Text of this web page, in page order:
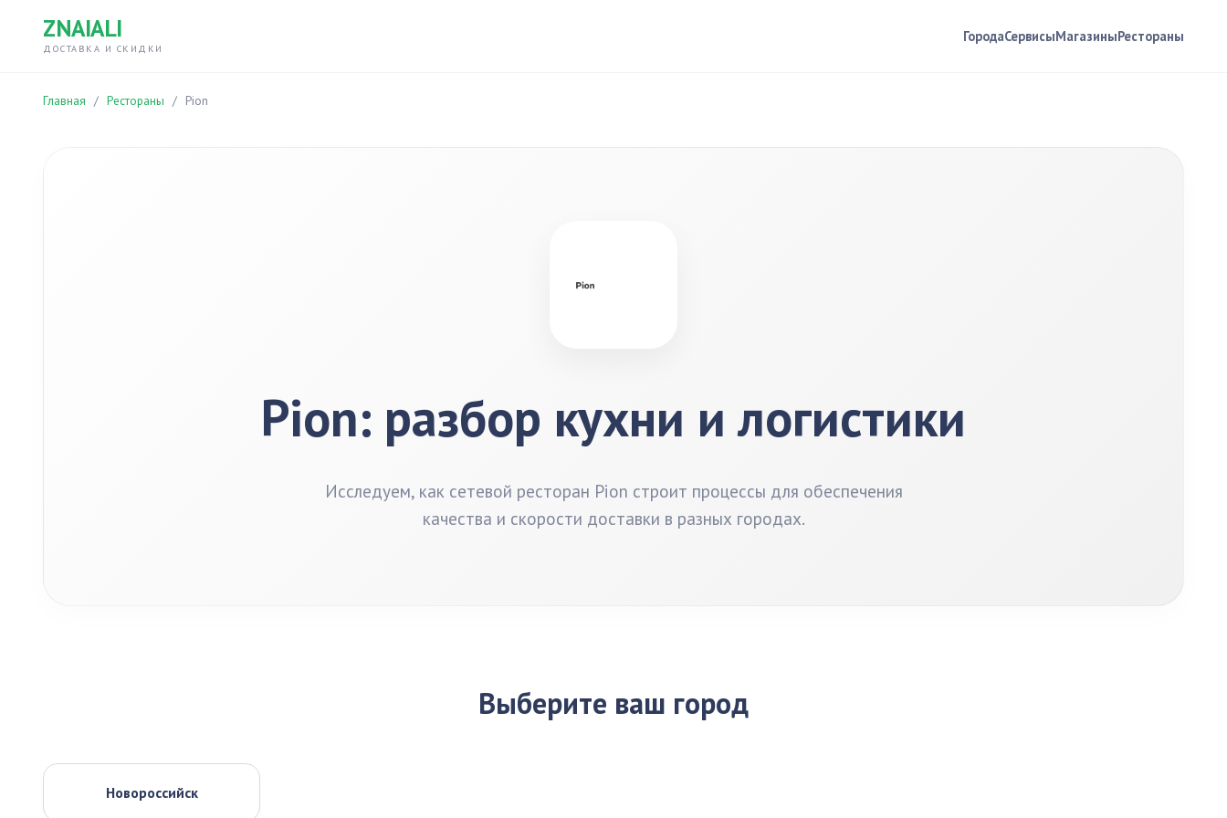
ZNAIALI
ДОСТАВКА И СКИДКИ
ГородаСервисыМагазиныРестораны
Главная / Рестораны / Pion
Pion: разбор кухни и логистики
Исследуем, как сетевой ресторан Pion строит процессы для обеспечения
качества и скорости доставки в разных городах.
Выберите ваш город
Новороссийск